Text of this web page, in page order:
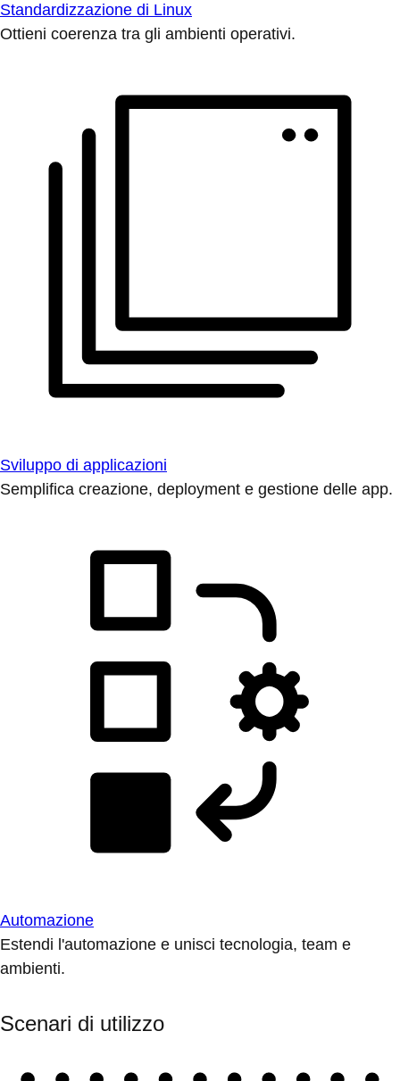
Standardizzazione di Linux
Ottieni coerenza tra gli ambienti operativi.
Sviluppo di applicazioni
Semplifica creazione, deployment e gestione delle app.
Automazione
Estendi l'automazione e unisci tecnologia, team e
ambienti.
Scenari di utilizzo